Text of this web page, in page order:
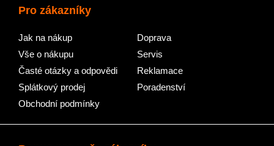
Pro zákazníky
Jak na nákup
Vše o nákupu
Časté otázky a odpovědi
Splátkový prodej
Obchodní podmínky
Doprava
Servis
Reklamace
Poradenství